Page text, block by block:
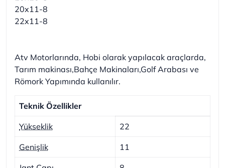
20x11-8
22x11-8
Atv Motorlarında, Hobi olarak yapılacak araçlarda,
Tarım makinası,Bahçe Makinaları,Golf Arabası ve
Römork Yapımında kullanılır.
Teknik Özellikler
Yükseklik 22
Genişlik 11